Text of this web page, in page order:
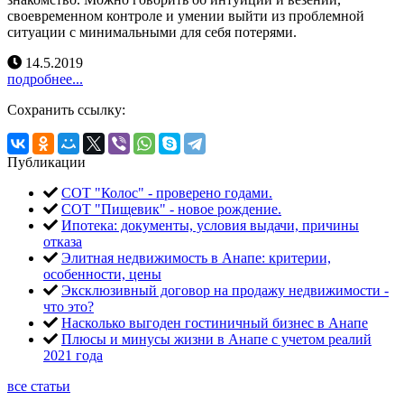
своевременном контроле и умении выйти из проблемной
ситуации с минимальными для себя потерями.
14.5.2019
подробнее...
Сохранить ссылку:
Публикации
СОТ "Колос" - проверено годами.
СОТ "Пищевик" - новое рождение.
Ипотека: документы, условия выдачи, причины
отказа
Элитная недвижимость в Анапе: критерии,
особенности, цены
Эксклюзивный договор на продажу недвижимости -
что это?
Насколько выгоден гостиничный бизнес в Анапе
Плюсы и минусы жизни в Анапе с учетом реалий
2021 года
все статьи